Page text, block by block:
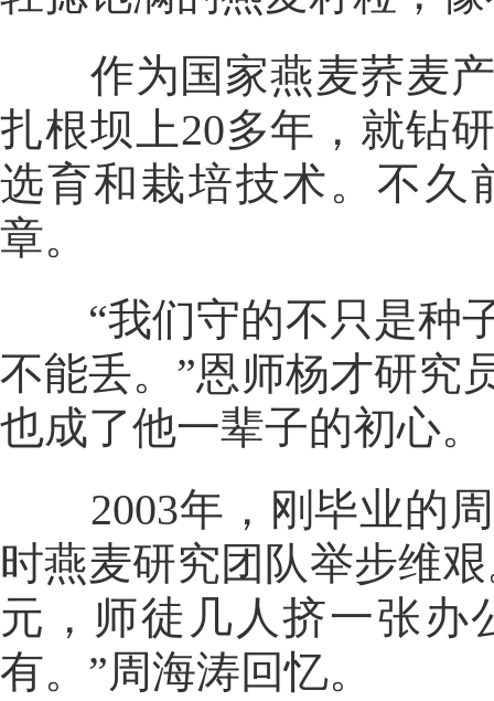
作为国家燕麦荞麦产
扎根坝上20多年，就钻
选育和栽培技术。不久
章。
“我们守的不只是种子
不能丢。”恩师杨才研究
也成了他一辈子的初心。
2003年，刚毕业的周
时燕麦研究团队举步维
元，师徒几人挤一张办
有。”周海涛回忆。